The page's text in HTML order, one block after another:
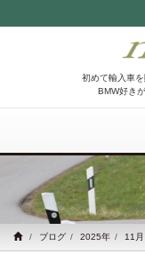
初めて輸入車
BMW好き
ブログ 2025年 11月